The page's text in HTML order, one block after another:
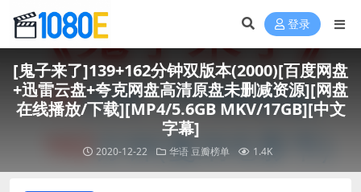
登录
[鬼子来了]139+162分钟双版本(2000)[百度网盘
+迅雷云盘+夸克网盘高清原盘未删减资源][网盘
在线播放/下载][MP4/5.6GB MKV/17GB][中文
字幕]
2020-12-22 华语 豆瓣榜单 1.4K